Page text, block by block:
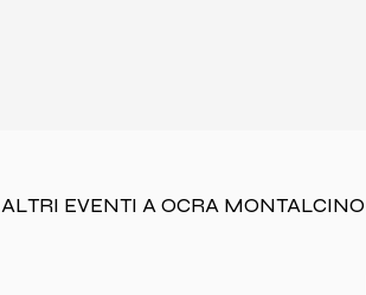
ALTRI EVENTI A OCRA MONTALCINO